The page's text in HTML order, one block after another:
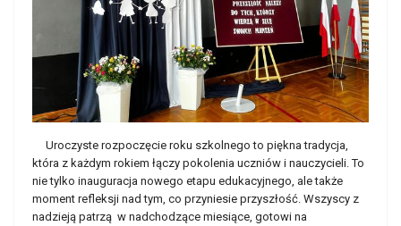
Uroczyste rozpoczęcie roku szkolnego to piękna tradycja,
która z każdym rokiem łączy pokolenia uczniów i nauczycieli. To
nie tylko inauguracja nowego etapu edukacyjnego, ale także
moment refleksji nad tym, co przyniesie przyszłość. Wszyscy z
nadzieją patrzą w nadchodzące miesiące, gotowi na